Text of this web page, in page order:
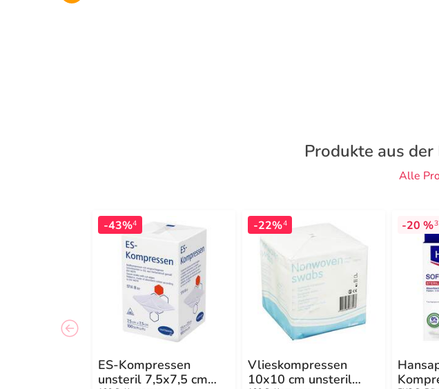
Produkte aus
Alle
-43%4
ES-Kompressen
unsteril 7,5x7,5 cm
-22%4
Vlieskompressen
10x10 cm unsteril
-20 %